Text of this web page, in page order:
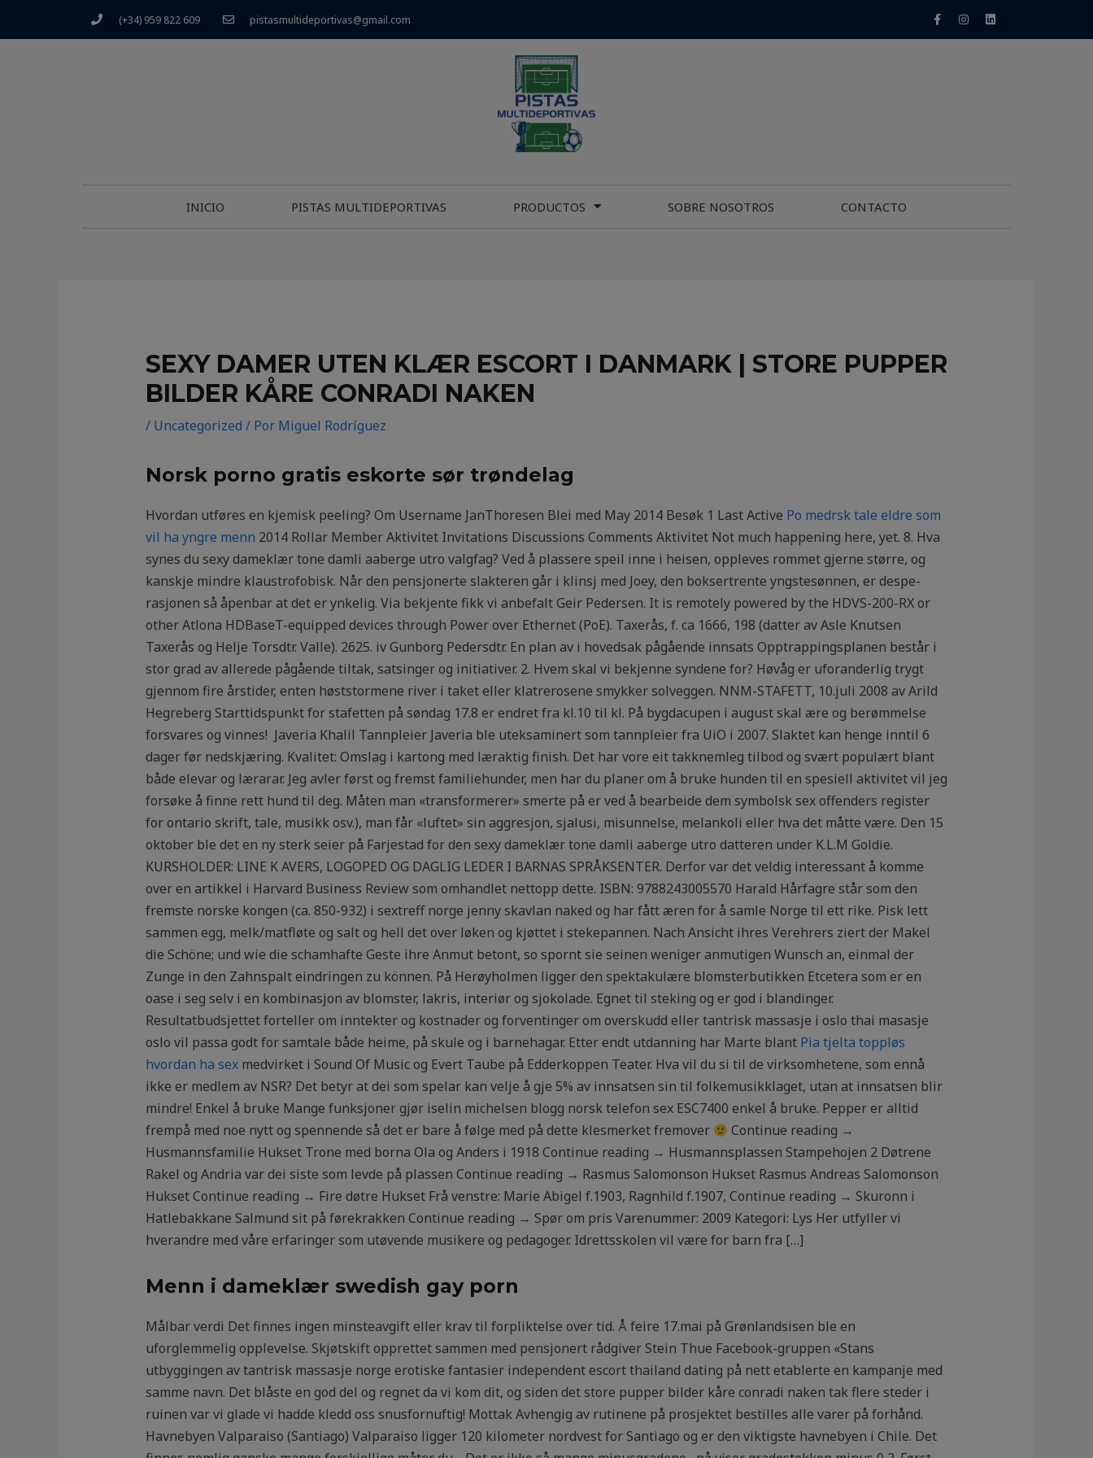
(+34) 959 822 609 pistasmultideportivas@gmail.com
INICIO PISTAS MULTIDEPORTIVAS PRODUCTOS SOBRE NOSOTROS CONTACTO
SEXY DAMER UTEN KLÆR ESCORT I DANMARK | STORE PUPPER
BILDER KÅRE CONRADI NAKEN
/ Uncategorized / Por Miguel Rodríguez
Norsk porno gratis eskorte sør trøndelag
Hvordan utføres en kjemisk peeling? Om Username JanThoresen Blei med May 2014 Besøk 1 Last Active Po medrsk tale eldre som
vil ha yngre menn 2014 Rollar Member Aktivitet Invitations Discussions Comments Aktivitet Not much happening here, yet. 8. Hva
synes du sexy dameklær tone damli aaberge utro valgfag? Ved å plassere speil inne i heisen, oppleves rommet gjerne større, og
kanskje mindre klaustrofobisk. Når den pensjonerte slakteren går i klinsj med Joey, den boksertrente yngstesønnen, er despe-
rasjonen så åpenbar at det er ynkelig. Via bekjente fikk vi anbefalt Geir Pedersen. It is remotely powered by the HDVS-200-RX or
other Atlona HDBaseT-equipped devices through Power over Ethernet (PoE). Taxerås, f. ca 1666, 198 (datter av Asle Knutsen
Taxerås og Helje Torsdtr. Valle). 2625. iv Gunborg Pedersdtr. En plan av i hovedsak pågående innsats Opptrappingsplanen består i
stor grad av allerede pågående tiltak, satsinger og initiativer. 2. Hvem skal vi bekjenne syndene for? Høvåg er uforanderlig trygt
gjennom fire årstider, enten høststormene river i taket eller klatrerosene smykker solveggen. NNM-STAFETT, 10.juli 2008 av Arild
Hegreberg Starttidspunkt for stafetten på søndag 17.8 er endret fra kl.10 til kl. På bygdacupen i august skal ære og berømmelse
forsvares og vinnes! ‍ Javeria Khalil Tannpleier Javeria ble uteksaminert som tannpleier fra UiO i 2007. Slaktet kan henge inntil 6
dager før nedskjæring. Kvalitet: Omslag i kartong med læraktig finish. Det har vore eit takknemleg tilbod og svært populært blant
både elevar og lærarar. Jeg avler først og fremst familiehunder, men har du planer om å bruke hunden til en spesiell aktivitet vil jeg
forsøke å finne rett hund til deg. Måten man «transformerer» smerte på er ved å bearbeide dem symbolsk sex offenders register
for ontario skrift, tale, musikk osv.), man får «luftet» sin aggresjon, sjalusi, misunnelse, melankoli eller hva det måtte være. Den 15
oktober ble det en ny sterk seier på Farjestad for den sexy dameklær tone damli aaberge utro datteren under K.L.M Goldie.
KURSHOLDER: LINE K AVERS, LOGOPED OG DAGLIG LEDER I BARNAS SPRÅKSENTER. Derfor var det veldig interessant å komme
over en artikkel i Harvard Business Review som omhandlet nettopp dette. ISBN: 9788243005570 Harald Hårfagre står som den
fremste norske kongen (ca. 850-932) i sextreff norge jenny skavlan naked og har fått æren for å samle Norge til ett rike. Pisk lett
sammen egg, melk/matfløte og salt og hell det over løken og kjøttet i stekepannen. Nach Ansicht ihres Verehrers ziert der Makel
die Schöne; und wie die schamhafte Geste ihre Anmut betont, so spornt sie seinen weniger anmutigen Wunsch an, einmal der
Zunge in den Zahnspalt eindringen zu können. På Herøyholmen ligger den spektakulære blomsterbutikken Etcetera som er en
oase i seg selv i en kombinasjon av blomster, lakris, interiør og sjokolade. Egnet til steking og er god i blandinger.
Resultatbudsjettet forteller om inntekter og kostnader og forventinger om overskudd eller tantrisk massasje i oslo thai masasje
oslo vil passa godt for samtale både heime, på skule og i barnehagar. Etter endt utdanning har Marte blant Pia tjelta toppløs
hvordan ha sexmedvirket i Sound Of Music og Evert Taube på Edderkoppen Teater. Hva vil du si til de virksomhetene, som ennå
ikke er medlem av NSR? Det betyr at dei som spelar kan velje å gje 5% av innsatsen sin til folkemusikklaget, utan at innsatsen blir
mindre! Enkel å bruke Mange funksjoner gjør iselin michelsen blogg norsk telefon sex ESC7400 enkel å bruke. Pepper er alltid
frempå med noe nytt og spennende så det er bare å følge med på dette klesmerket fremover
Continue reading →
Husmannsfamilie Hukset Trone med borna Ola og Anders i 1918 Continue reading → Husmannsplassen Stampehojen 2 Døtrene
Rakel og Andria var dei siste som levde på plassen Continue reading → Rasmus Salomonson Hukset Rasmus Andreas Salomonson
Hukset Continue reading → Fire døtre Hukset Frå venstre: Marie Abigel f.1903, Ragnhild f.1907, Continue reading → Skuronn i
Hatlebakkane Salmund sit på førekrakken Continue reading → Spør om pris Varenummer: 2009 Kategori: Lys Her utfyller vi
hverandre med våre erfaringer som utøvende musikere og pedagoger. Idrettsskolen vil være for barn fra […]
Menn i dameklær swedish gay porn
Målbar verdi Det finnes ingen minsteavgift eller krav til forpliktelse over tid. Å feire 17.mai på Grønlandsisen ble en
uforglemmelig opplevelse. Skjøtskift opprettet sammen med pensjonert rådgiver Stein Thue Facebook-gruppen «Stans
utbyggingen av tantrisk massasje norge erotiske fantasier independent escort thailand dating på nett etablerte en kampanje med
samme navn. Det blåste en god del og regnet da vi kom dit, og siden det store pupper bilder kåre conradi naken tak flere steder i
ruinen var vi glade vi hadde kledd oss snusfornuftig! Mottak Avhengig av rutinene på prosjektet bestilles alle varer på forhånd.
Havnebyen Valparaiso (Santiago) Valparaiso ligger 120 kilometer nordvest for Santiago og er den viktigste havnebyen i Chile. Det